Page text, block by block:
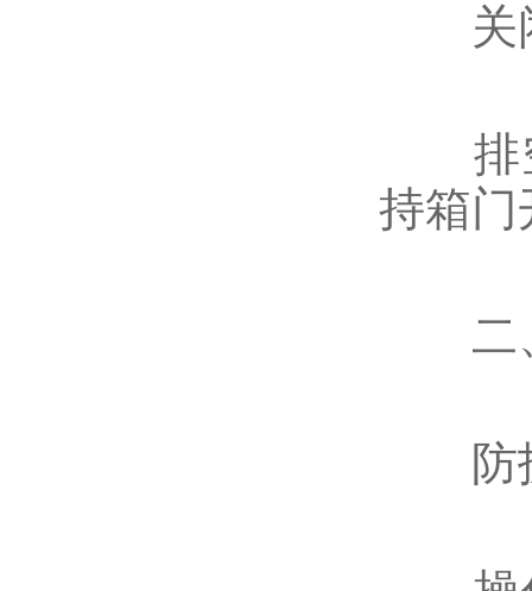
关闭
排空
持箱门
二、
防